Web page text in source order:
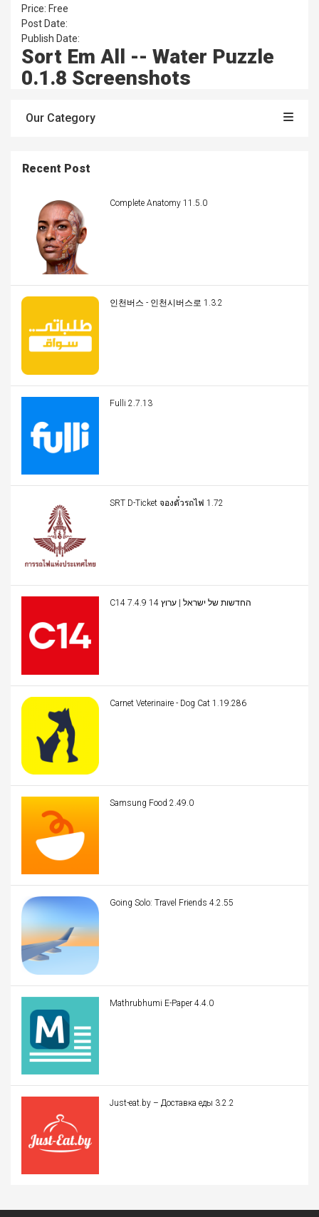
Price: Free
Post Date:
Publish Date:
Sort Em All -- Water Puzzle
0.1.8 Screenshots
Our Category
Recent Post
Complete Anatomy 11.5.0
인천버스 - 인천시버스로 1.3.2
Fulli 2.7.13
SRT D-Ticket จองตั๋วรถไฟ 1.72
C14 החדשות של ישראל | ערוץ 14 7.4.9
Carnet Veterinaire - Dog Cat 1.19.286
Samsung Food 2.49.0
Going Solo: Travel Friends 4.2.55
Mathrubhumi E-Paper 4.4.0
Just-eat.by – Доставка еды 3.2.2